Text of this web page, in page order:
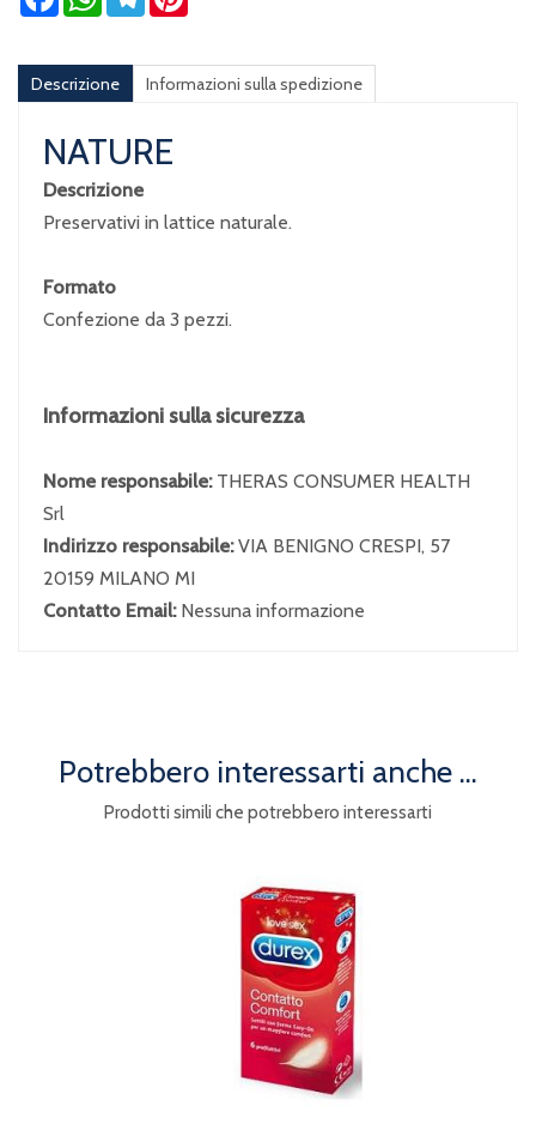
Descrizione Informazioni sulla spedizione
NATURE
Descrizione
Preservativi in lattice naturale.
Formato
Confezione da 3 pezzi.
Informazioni sulla sicurezza
Nome responsabile: THERAS CONSUMER HEALTH
Srl
Indirizzo responsabile:VIA BENIGNO CRESPI, 57
20159 MILANO MI
Contatto Email: Nessuna informazione
Potrebbero interessarti anche ...
Prodotti simili che potrebbero interessarti